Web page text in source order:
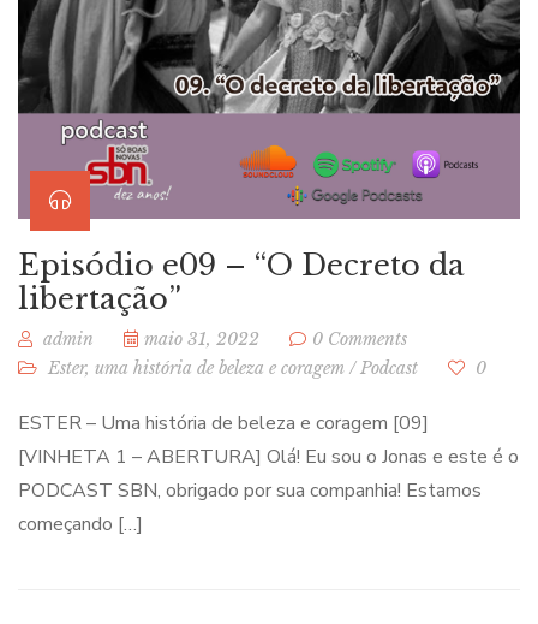
Episódio e09 – “O Decreto da
libertação”
admin maio 31, 2022
0 Comments
Ester, uma história de beleza e coragem /Podcast 0
ESTER – Uma história de beleza e coragem [09]
[VINHETA 1 – ABERTURA] Olá! Eu sou o Jonas e este é o
PODCAST SBN, obrigado por sua companhia! Estamos
começando […]